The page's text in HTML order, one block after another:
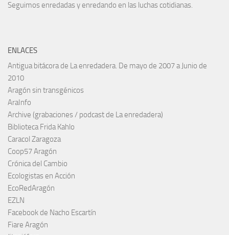
Seguimos enredadas y enredando en las luchas cotidianas.
ENLACES
Antigua bitácora de La enredadera. De mayo de 2007 a Junio de
2010
Aragón sin transgénicos
AraInfo
Archive (grabaciones / podcast de La enredadera)
Biblioteca Frida Kahlo
Caracol Zaragoza
Coop57 Aragón
Crónica del Cambio
Ecologistas en Acción
EcoRedAragón
EZLN
Facebook de Nacho Escartín
Fiare Aragón